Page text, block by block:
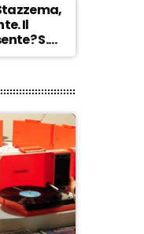
Il
S.
–